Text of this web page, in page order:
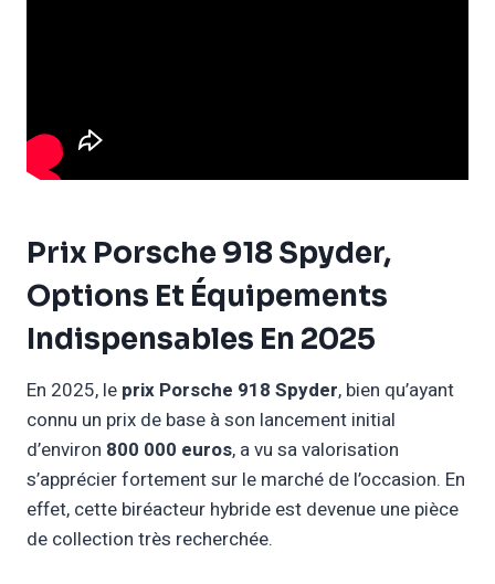
Prix Porsche 918 Spyder,
Options Et Équipements
Indispensables En 2025
En 2025, le prix Porsche 918 Spyder, bien qu’ayant
connu un prix de base à son lancement initial
d’environ 800 000 euros, a vu sa valorisation
s’apprécier fortement sur le marché de l’occasion. En
effet, cette biréacteur hybride est devenue une pièce
de collection très recherchée.